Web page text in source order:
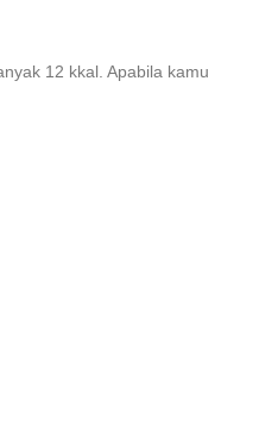
12 kkal. Apabila kamu